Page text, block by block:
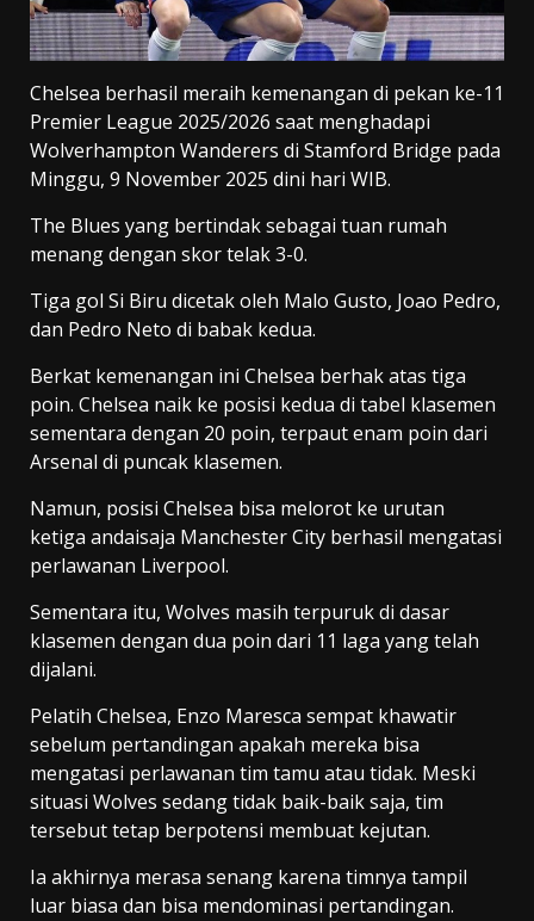
Chelsea berhasil meraih kemenangan di pekan ke-11
Premier League 2025/2026 saat menghadapi
Wolverhampton Wanderers di Stamford Bridge pada
Minggu, 9 November 2025 dini hari WIB.
The Blues yang bertindak sebagai tuan rumah
menang dengan skor telak 3-0.
Tiga gol Si Biru dicetak oleh Malo Gusto, Joao Pedro,
dan Pedro Neto di babak kedua.
Berkat kemenangan ini Chelsea berhak atas tiga
poin. Chelsea naik ke posisi kedua di tabel klasemen
sementara dengan 20 poin, terpaut enam poin dari
Arsenal di puncak klasemen.
Namun, posisi Chelsea bisa melorot ke urutan
ketiga andaisaja Manchester City berhasil mengatasi
perlawanan Liverpool.
Sementara itu, Wolves masih terpuruk di dasar
klasemen dengan dua poin dari 11 laga yang telah
dijalani.
Pelatih Chelsea, Enzo Maresca sempat khawatir
sebelum pertandingan apakah mereka bisa
mengatasi perlawanan tim tamu atau tidak. Meski
situasi Wolves sedang tidak baik-baik saja, tim
tersebut tetap berpotensi membuat kejutan.
Ia akhirnya merasa senang karena timnya tampil
luar biasa dan bisa mendominasi pertandingan.